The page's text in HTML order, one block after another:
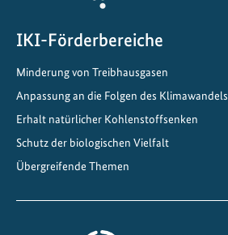
d
IKI-Förderbereiche
Minderung von Treibhausgasen
Anpassung an die Folgen des Klimawandels
Erhalt natürlicher Kohlenstoffsenken
Schutz der biologischen Vielfalt
Übergreifende Themen